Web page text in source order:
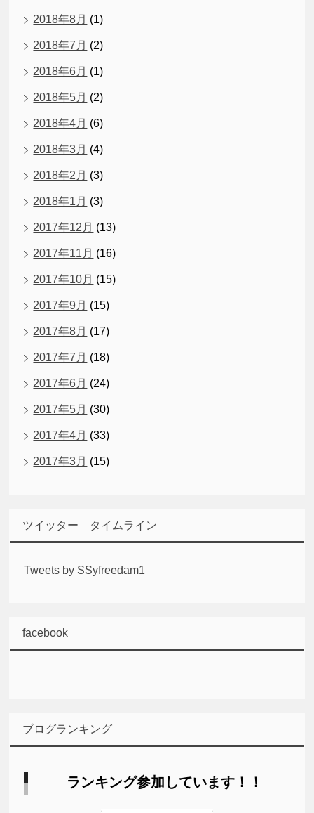
2018年8月 (1)
2018年7月 (2)
2018年6月 (1)
2018年5月 (2)
2018年4月 (6)
2018年3月 (4)
2018年2月 (3)
2018年1月 (3)
2017年12月 (13)
2017年11月 (16)
2017年10月 (15)
2017年9月 (15)
2017年8月 (17)
2017年7月 (18)
2017年6月 (24)
2017年5月 (30)
2017年4月 (33)
2017年3月 (15)
ツイッター タイムライン
Tweets by SSyfreedam1
facebook
ブログランキング
ランキング参加しています！！